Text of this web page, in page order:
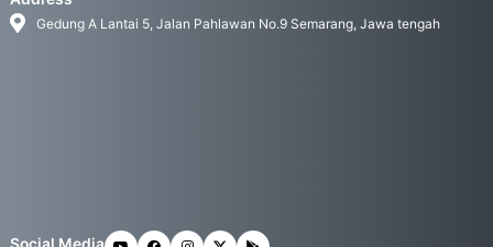
Gedung A Lantai 5, Jalan Pahlawan No.9 Semarang, Jawa tengah